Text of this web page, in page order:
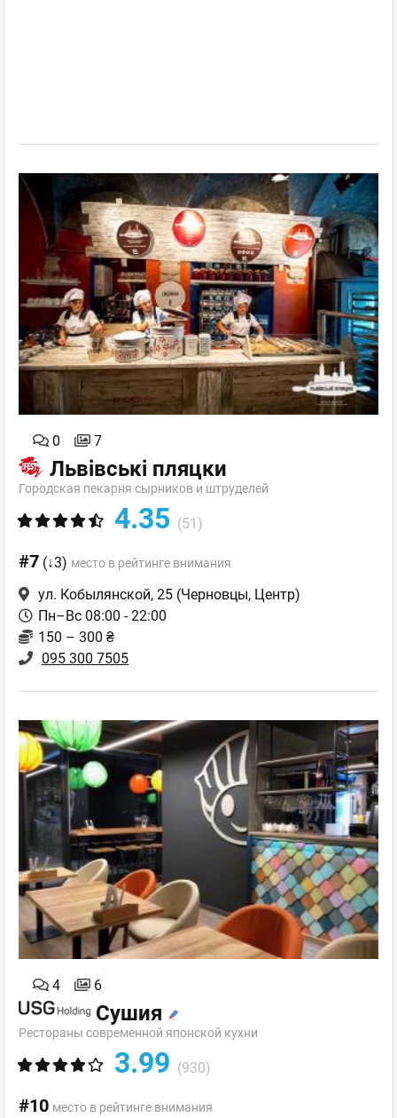
0 7
Львівські пляцки
Городская пекарня сырников и штруделей
4.35 (51)
#7 (↓3) место в рейтинге внимания
ул. Кобылянской, 25 (Черновцы, Центр)
Пн–Вс 08:00 - 22:00
150 – 300 ₴
095 300 7505
4 6
Сушия
Рестораны современной японской кухни
3.99 (930)
#10 место в рейтинге внимания